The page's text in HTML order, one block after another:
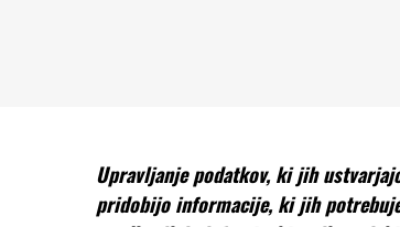
Upravljanje podatkov, ki jih
pridobijo informacije, ki jih